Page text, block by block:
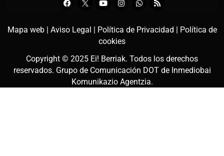
Mapa web | Aviso Legal | Política de Privacidad |
Política de
cookies
Copyright © 2025 Ei! Berriak. Todos los derechos
reservados. Grupo de Comunicación DOT de Inmediobai
Komunikazio Agentzia.